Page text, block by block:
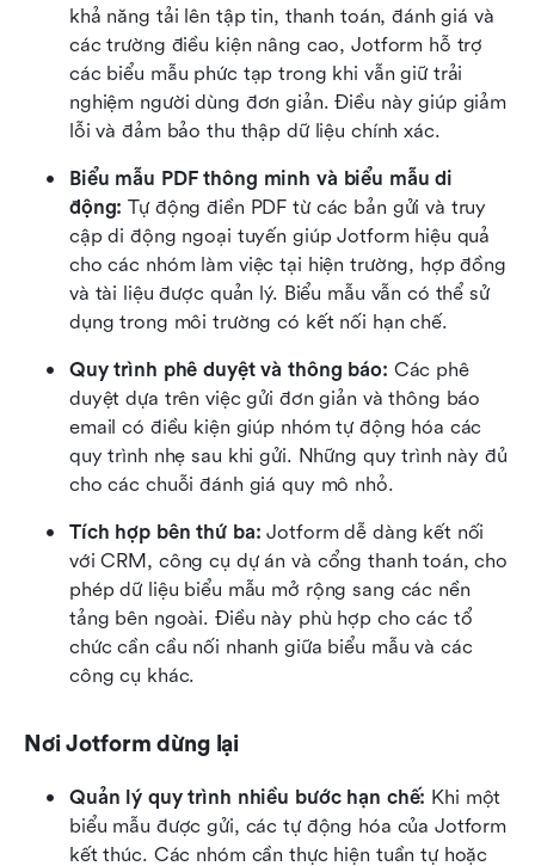
khả năng tải lên tập tin, thanh toán, đánh giá và
các trường điều kiện nâng cao, Jotform hỗ trợ
các biểu mẫu phức tạp trong khi vẫn giữ trải
nghiệm người dùng đơn giản. Điều này giúp giảm
lỗi và đảm bảo thu thập dữ liệu chính xác.
Biểu mẫu PDF thông minh và biểu mẫu di
động: Tự động điền PDF từ các bản gửi và truy
cập di động ngoại tuyến giúp Jotform hiệu quả
cho các nhóm làm việc tại hiện trường, hợp đồng
và tài liệu được quản lý. Biểu mẫu vẫn có thể sử
dụng trong môi trường có kết nối hạn chế.
Quy trình phê duyệt và thông báo: Các phê
duyệt dựa trên việc gửi đơn giản và thông báo
email có điều kiện giúp nhóm tự động hóa các
quy trình nhẹ sau khi gửi. Những quy trình này đủ
cho các chuỗi đánh giá quy mô nhỏ.
Tích hợp bên thứ ba: Jotform dễ dàng kết nối
với CRM, công cụ dự án và cổng thanh toán, cho
phép dữ liệu biểu mẫu mở rộng sang các nền
tảng bên ngoài. Điều này phù hợp cho các tổ
chức cần cầu nối nhanh giữa biểu mẫu và các
công cụ khác.
Nơi Jotform dừng lại
Quản lý quy trình nhiều bước hạn chế: Khi một
biểu mẫu được gửi, các tự động hóa của Jotform
kết thúc. Các nhóm cần thực hiện tuần tự hoặc